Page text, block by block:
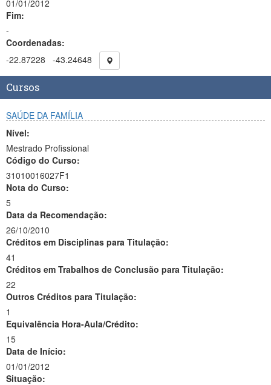
01/01/2012
Fim:
-
Coordenadas:
-22.87228
-43.24648
Cursos
SAÚDE DA FAMÍLIA
Nível:
Mestrado Profissional
Código do Curso:
31010016027F1
Nota do Curso:
5
Data da Recomendação:
26/10/2010
Créditos em Disciplinas para Titulação:
41
Créditos em Trabalhos de Conclusão para Titulação:
22
Outros Créditos para Titulação:
1
Equivalência Hora-Aula/Crédito:
15
Data de Início:
01/01/2012
Situação: